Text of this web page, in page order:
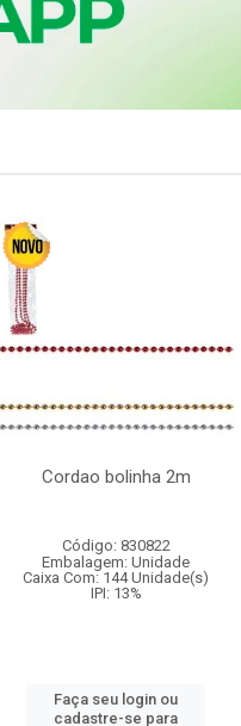
Cordao bolinha 2m
Código: 830822
Embalagem: Unidade
Caixa Com: 144 Unidade(s)
IPI: 13%
Faça seu login ou
cadastre-se para